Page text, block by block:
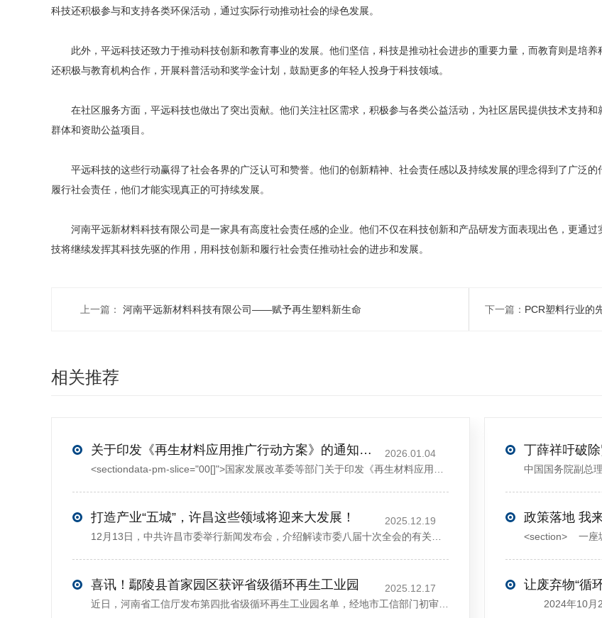
科技还积极参与和支持各类环保活动，通过实际行动推动社会的绿色发展。
此外，平远科技还致力于推动科技创新和教育事业的发展。他们坚信，科技是推动社会进步的重要力量，而教育则是培
还积极与教育机构合作，开展科普活动和奖学金计划，鼓励更多的年轻人投身于科技领域。
在社区服务方面，平远科技也做出了突出贡献。他们关注社区需求，积极参与各类公益活动，为社区居民提供技术支持
群体和资助公益项目。
平远科技的这些行动赢得了社会各界的广泛认可和赞誉。他们的创新精神、社会责任感以及持续发展的理念得到了广泛
履行社会责任，他们才能实现真正的可持续发展。
河南平远新材料科技有限公司是一家具有高度社会责任感的企业。他们不仅在科技创新和产品研发方面表现出色，更通
技将继续发挥其科技先驱的作用，用科技创新和履行社会责任推动社会的进步和发展。
上一篇： 河南平远新材料科技有限公司——赋予再生塑料新生命 下一篇： PCR塑料行业的
相关推荐
关于印发《再生材料应用推广行动方案》的通知(发改环资〔2025〕1681号)
2026.01.04
打造产业“五城”，许昌这些领域将迎来大发展！
2025.12.19
喜讯！鄢陵县首家园区获评省级循环再生工业园
2025.12.17
政策落地 我
让废弃物“循